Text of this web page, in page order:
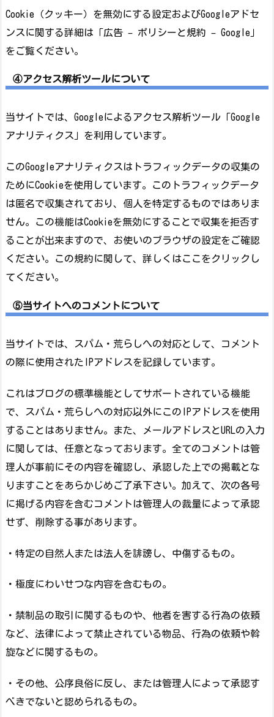
Cookie（クッキー）を無効にする設定およびGoogleアドセ
ンスに関する詳細は「広告 – ポリシーと規約 – Google」
をご覧ください。
④アクセス解析ツールについて
当サイトでは、Googleによるアクセス解析ツール「Google
アナリティクス」を利用しています。
このGoogleアナリティクスはトラフィックデータの収集の
ためにCookieを使用しています。このトラフィックデータ
は匿名で収集されており、個人を特定するものではありま
せん。この機能はCookieを無効にすることで収集を拒否す
ることが出来ますので、お使いのブラウザの設定をご確認
ください。この規約に関して、詳しくはここをクリックし
てください。
⑤当サイトへのコメントについて
当サイトでは、スパム・荒らしへの対応として、コメント
の際に使用されたIPアドレスを記録しています。
これはブログの標準機能としてサポートされている機能
で、スパム・荒らしへの対応以外にこのIPアドレスを使用
することはありません。また、メールアドレスとURLの入力
に関しては、任意となっております。全てのコメントは管
理人が事前にその内容を確認し、承認した上での掲載とな
りますことをあらかじめご了承下さい。加えて、次の各号
に掲げる内容を含むコメントは管理人の裁量によって承認
せず、削除する事があります。
・特定の自然人または法人を誹謗し、中傷するもの。
・極度にわいせつな内容を含むもの。
・禁制品の取引に関するものや、他者を害する行為の依頼
など、法律によって禁止されている物品、行為の依頼や斡
旋などに関するもの。
・その他、公序良俗に反し、または管理人によって承認す
べきでないと認められるもの。